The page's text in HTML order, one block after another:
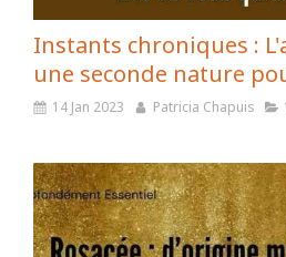
Instants chroniques :
une seconde nature
14 Jan 2023 Patricia Chapuis